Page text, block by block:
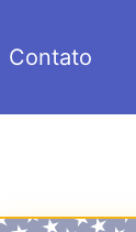
Contato